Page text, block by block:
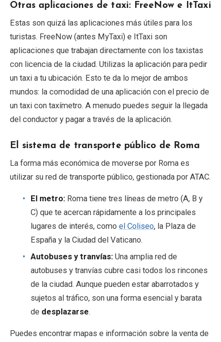
Otras aplicaciones de taxi: FreeNow e ItTaxi
Estas son quizá las aplicaciones más útiles para los
turistas. FreeNow (antes MyTaxi) e ItTaxi son
aplicaciones que trabajan directamente con los taxistas
con licencia de la ciudad. Utilizas la aplicación para pedir
un taxi a tu ubicación. Esto te da lo mejor de ambos
mundos: la comodidad de una aplicación con el precio de
un taxi con taxímetro. A menudo puedes seguir la llegada
del conductor y pagar a través de la aplicación.
El sistema de transporte público de Roma
La forma más económica de moverse por Roma es
utilizar su red de transporte público, gestionada por ATAC.
El metro: Roma tiene tres líneas de metro (A, B y
C) que te acercan rápidamente a los principales
lugares de interés, como el Coliseo, la Plaza de
España y la Ciudad del Vaticano.
Autobuses y tranvías: Una amplia red de
autobuses y tranvías cubre casi todos los rincones
de la ciudad. Aunque pueden estar abarrotados y
sujetos al tráfico, son una forma esencial y barata
de desplazarse.
Puedes encontrar mapas e información sobre la venta de